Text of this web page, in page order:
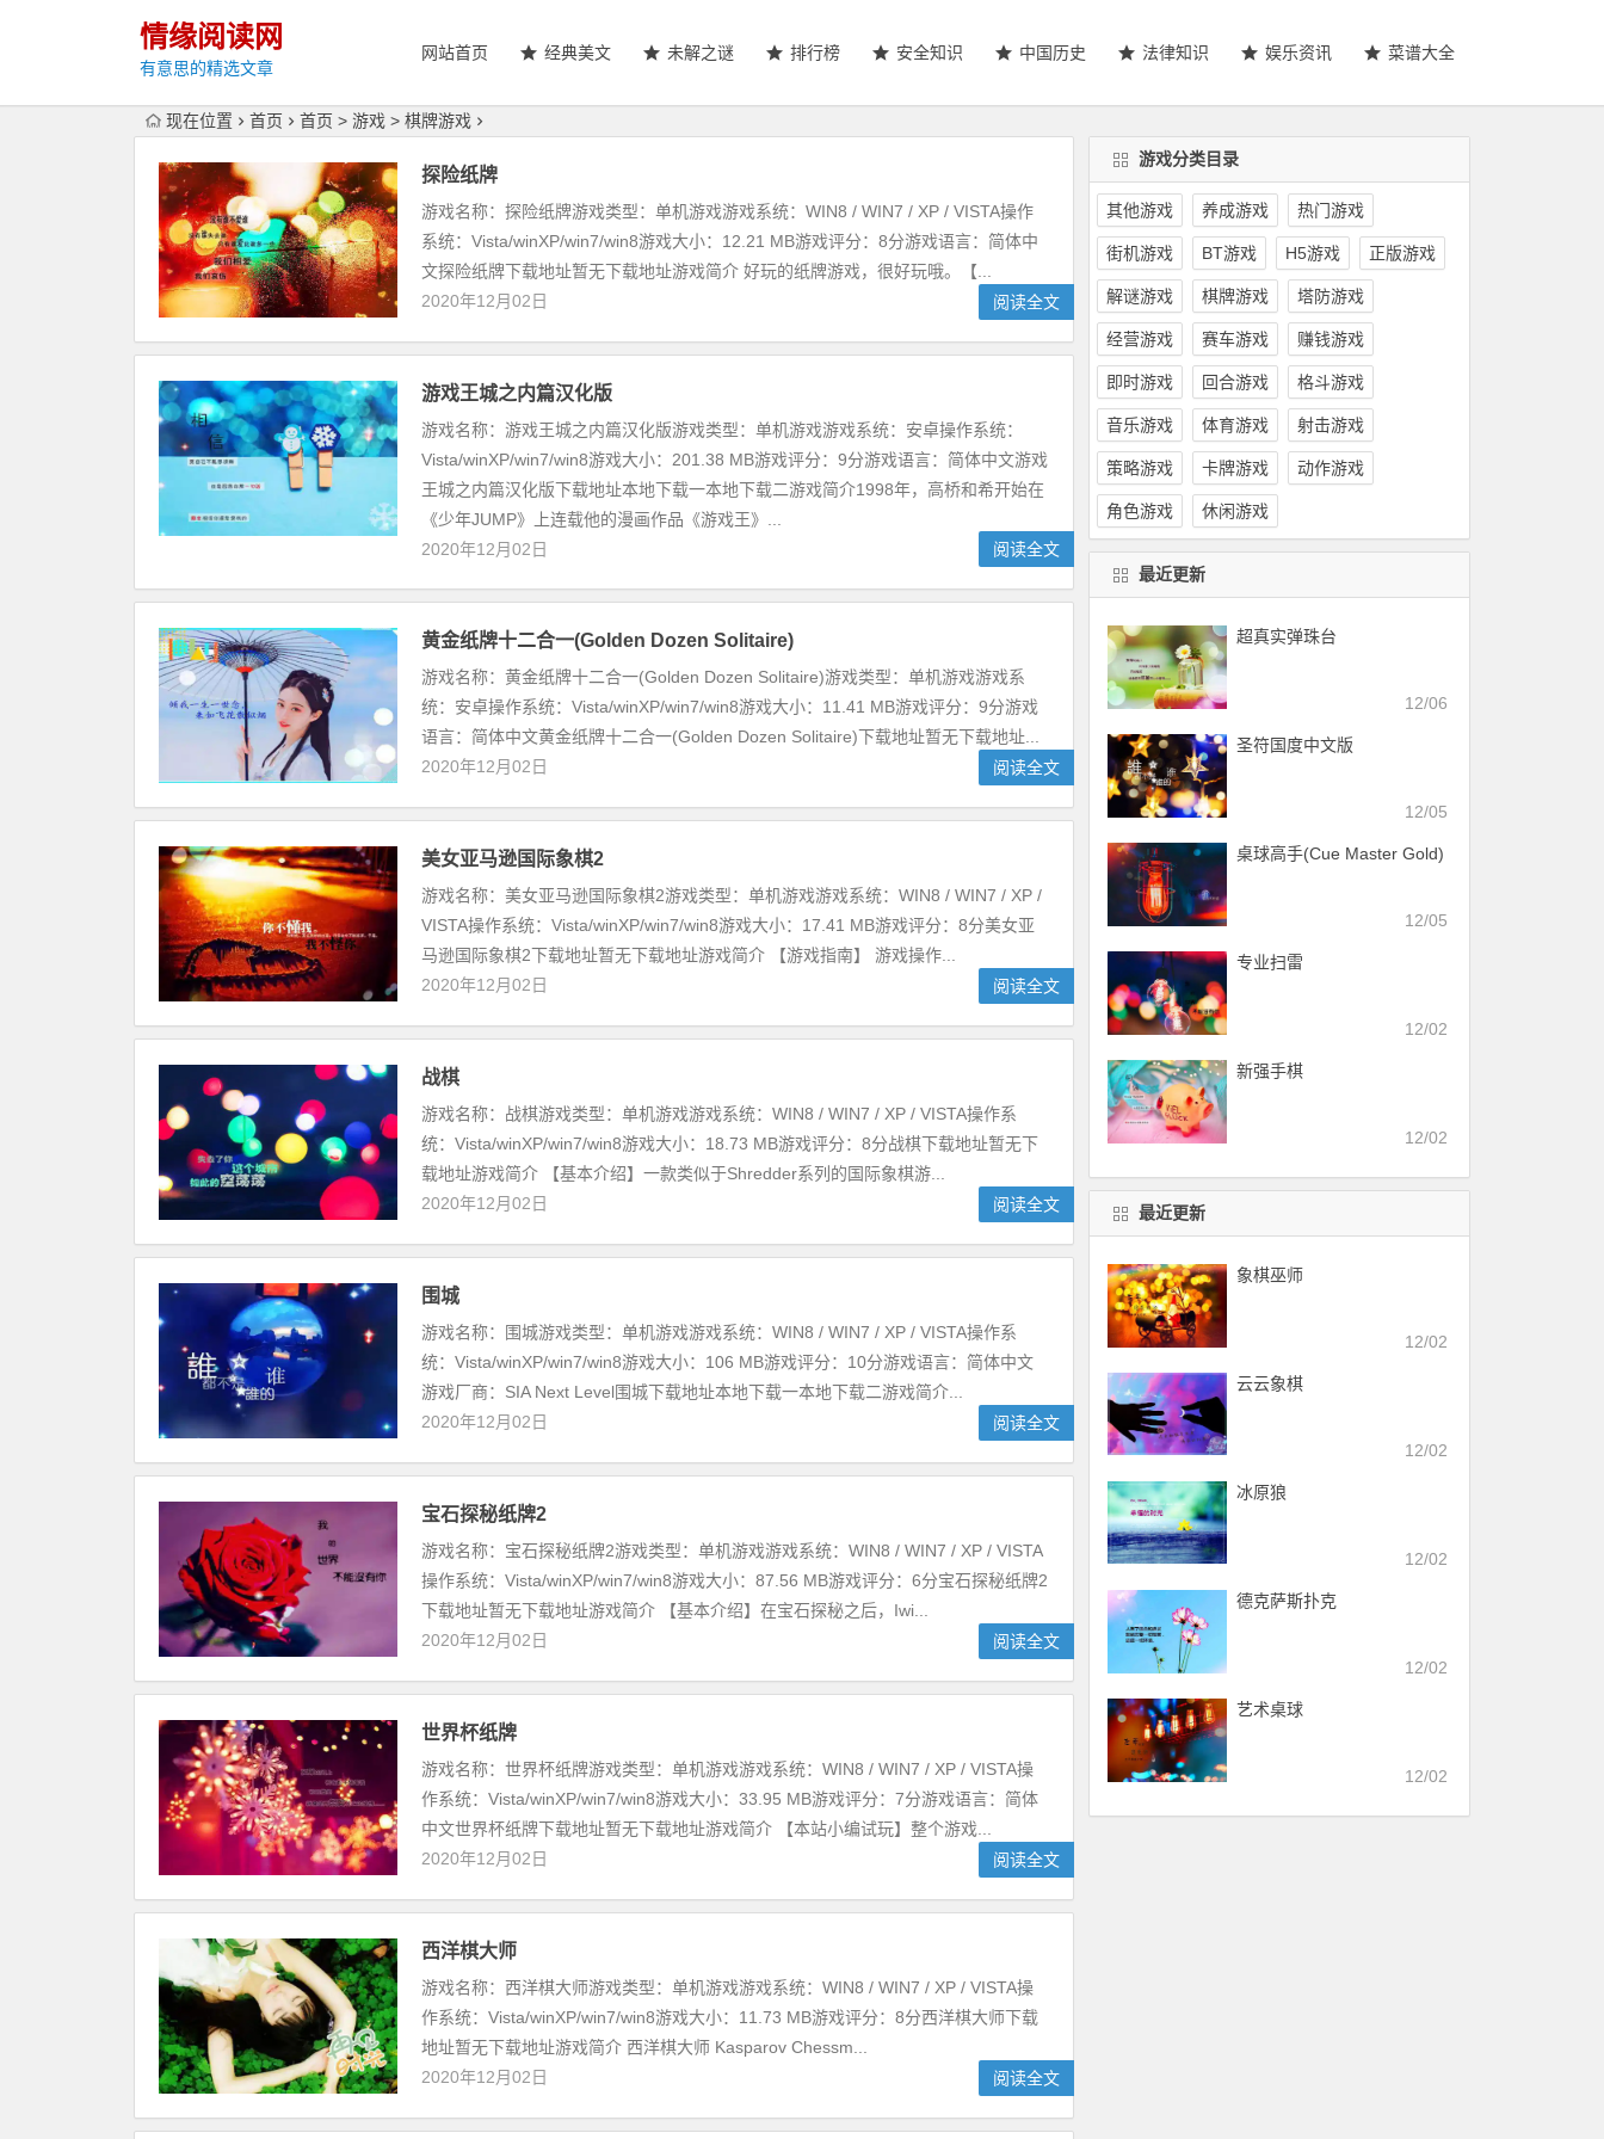
情缘阅读网
有意思的精选文章
网站首页 经典美文 未解之谜 排行榜 安全知识 中国历史 法律知识 娱乐资讯 菜谱大全
现在位置 首页 首页 > 游戏 > 棋牌游戏
探险纸牌
游戏名称：探险纸牌游戏类型：单机游戏游戏系统：WIN8 / WIN7 / XP / VISTA操作
系统：Vista/winXP/win7/win8游戏大小：12.21 MB游戏评分：8分游戏语言：简体中
文探险纸牌下载地址暂无下载地址游戏简介 好玩的纸牌游戏，很好玩哦。【...
2020年12月02日
阅读全文
游戏王城之内篇汉化版
游戏名称：游戏王城之内篇汉化版游戏类型：单机游戏游戏系统：安卓操作系统：
Vista/winXP/win7/win8游戏大小：201.38 MB游戏评分：9分游戏语言：简体中文游戏
王城之内篇汉化版下载地址本地下载一本地下载二游戏简介1998年，高桥和希开始在
《少年JUMP》上连载他的漫画作品《游戏王》...
2020年12月02日
阅读全文
黄金纸牌十二合一(Golden Dozen Solitaire)
游戏名称：黄金纸牌十二合一(Golden Dozen Solitaire)游戏类型：单机游戏游戏系
统：安卓操作系统：Vista/winXP/win7/win8游戏大小：11.41 MB游戏评分：9分游戏
语言：简体中文黄金纸牌十二合一(Golden Dozen Solitaire)下载地址暂无下载地址...
2020年12月02日
阅读全文
美女亚马逊国际象棋2
游戏名称：美女亚马逊国际象棋2游戏类型：单机游戏游戏系统：WIN8 / WIN7 / XP /
VISTA操作系统：Vista/winXP/win7/win8游戏大小：17.41 MB游戏评分：8分美女亚
马逊国际象棋2下载地址暂无下载地址游戏简介 【游戏指南】 游戏操作...
2020年12月02日
阅读全文
战棋
游戏名称：战棋游戏类型：单机游戏游戏系统：WIN8 / WIN7 / XP / VISTA操作系
统：Vista/winXP/win7/win8游戏大小：18.73 MB游戏评分：8分战棋下载地址暂无下
载地址游戏简介 【基本介绍】一款类似于Shredder系列的国际象棋游...
2020年12月02日
阅读全文
围城
游戏名称：围城游戏类型：单机游戏游戏系统：WIN8 / WIN7 / XP / VISTA操作系
统：Vista/winXP/win7/win8游戏大小：106 MB游戏评分：10分游戏语言：简体中文
游戏厂商：SIA Next Level围城下载地址本地下载一本地下载二游戏简介...
2020年12月02日
阅读全文
宝石探秘纸牌2
游戏名称：宝石探秘纸牌2游戏类型：单机游戏游戏系统：WIN8 / WIN7 / XP / VISTA
操作系统：Vista/winXP/win7/win8游戏大小：87.56 MB游戏评分：6分宝石探秘纸牌2
下载地址暂无下载地址游戏简介 【基本介绍】在宝石探秘之后，Iwi...
2020年12月02日
阅读全文
世界杯纸牌
游戏名称：世界杯纸牌游戏类型：单机游戏游戏系统：WIN8 / WIN7 / XP / VISTA操
作系统：Vista/winXP/win7/win8游戏大小：33.95 MB游戏评分：7分游戏语言：简体
中文世界杯纸牌下载地址暂无下载地址游戏简介 【本站小编试玩】整个游戏...
2020年12月02日
阅读全文
西洋棋大师
游戏名称：西洋棋大师游戏类型：单机游戏游戏系统：WIN8 / WIN7 / XP / VISTA操
作系统：Vista/winXP/win7/win8游戏大小：11.73 MB游戏评分：8分西洋棋大师下载
地址暂无下载地址游戏简介 西洋棋大师 Kasparov Chessm...
2020年12月02日
阅读全文
游戏分类目录
其他游戏 养成游戏 热门游戏
街机游戏 BT游戏 H5游戏 正版游戏
解谜游戏 棋牌游戏 塔防游戏
经营游戏 赛车游戏 赚钱游戏
即时游戏 回合游戏 格斗游戏
音乐游戏 体育游戏 射击游戏
策略游戏 卡牌游戏 动作游戏
角色游戏 休闲游戏
最近更新
超真实弹珠台
12/06
圣符国度中文版
12/05
桌球高手(Cue Master Gold)
12/05
专业扫雷
12/02
新强手棋
12/02
最近更新
象棋巫师
12/02
云云象棋
12/02
冰原狼
12/02
德克萨斯扑克
12/02
艺术桌球
12/02